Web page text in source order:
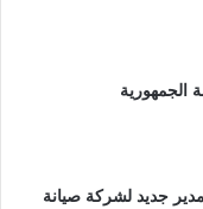
الجمهورية
جديد لشركة صيانة